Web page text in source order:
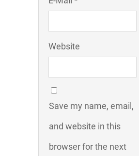
Website
Save my name, email,
and website in this
browser for the next